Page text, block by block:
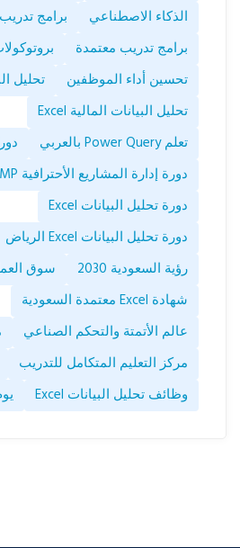
الذكاء الاصطناعي
برامج
برامج تدريب معتمدة
تحسين أداء الموظفين
تحليل
تحليل البيانات المالية Excel
تعلم Power Query بالعربي
دورة إدارة المشاريع الأحترافية PMP
دورة تحليل البيانات Excel
دورة تحليل البيانات Excel الرياض
رؤية السعودية 2030
سوق
شهادة Excel معتمدة السعودية
عالم الأتمتة والتحكم الصناعي
مركز التعليم المتكامل للتدريب
وظائف تحليل البيانات Excel